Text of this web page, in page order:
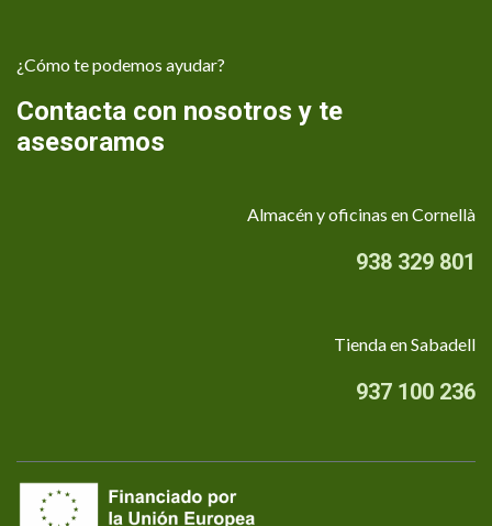
¿Cómo te podemos ayudar?
Contacta con nosotros y te
asesoramos
Almacén y oficinas en Cornellà
938 329 801
Tienda en Sabadell
937 100 236